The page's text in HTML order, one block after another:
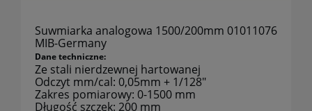
Suwmiarka analogowa 1500/200mm 01011076
MIB-Germany
Dane techniczne:
Ze stali nierdzewnej hartowanej
Odczyt mm/cal: 0,05mm + 1/128"
Zakres pomiarowy: 0-1500 mm
Długość szczęk: 200 mm